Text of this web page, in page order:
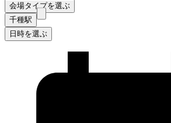
会場タイプを選ぶ
千種駅
日時を選ぶ